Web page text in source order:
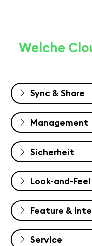
Welche
Sync & Share
Management
Sicherheit
Look-and-Feel
Feature &
Service